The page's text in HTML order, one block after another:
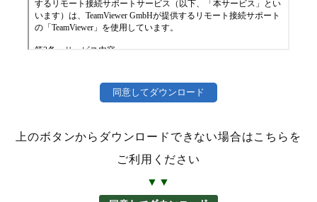
上のボタンからダウンロードできない場合はこちらを
ご利用ください
▼▼